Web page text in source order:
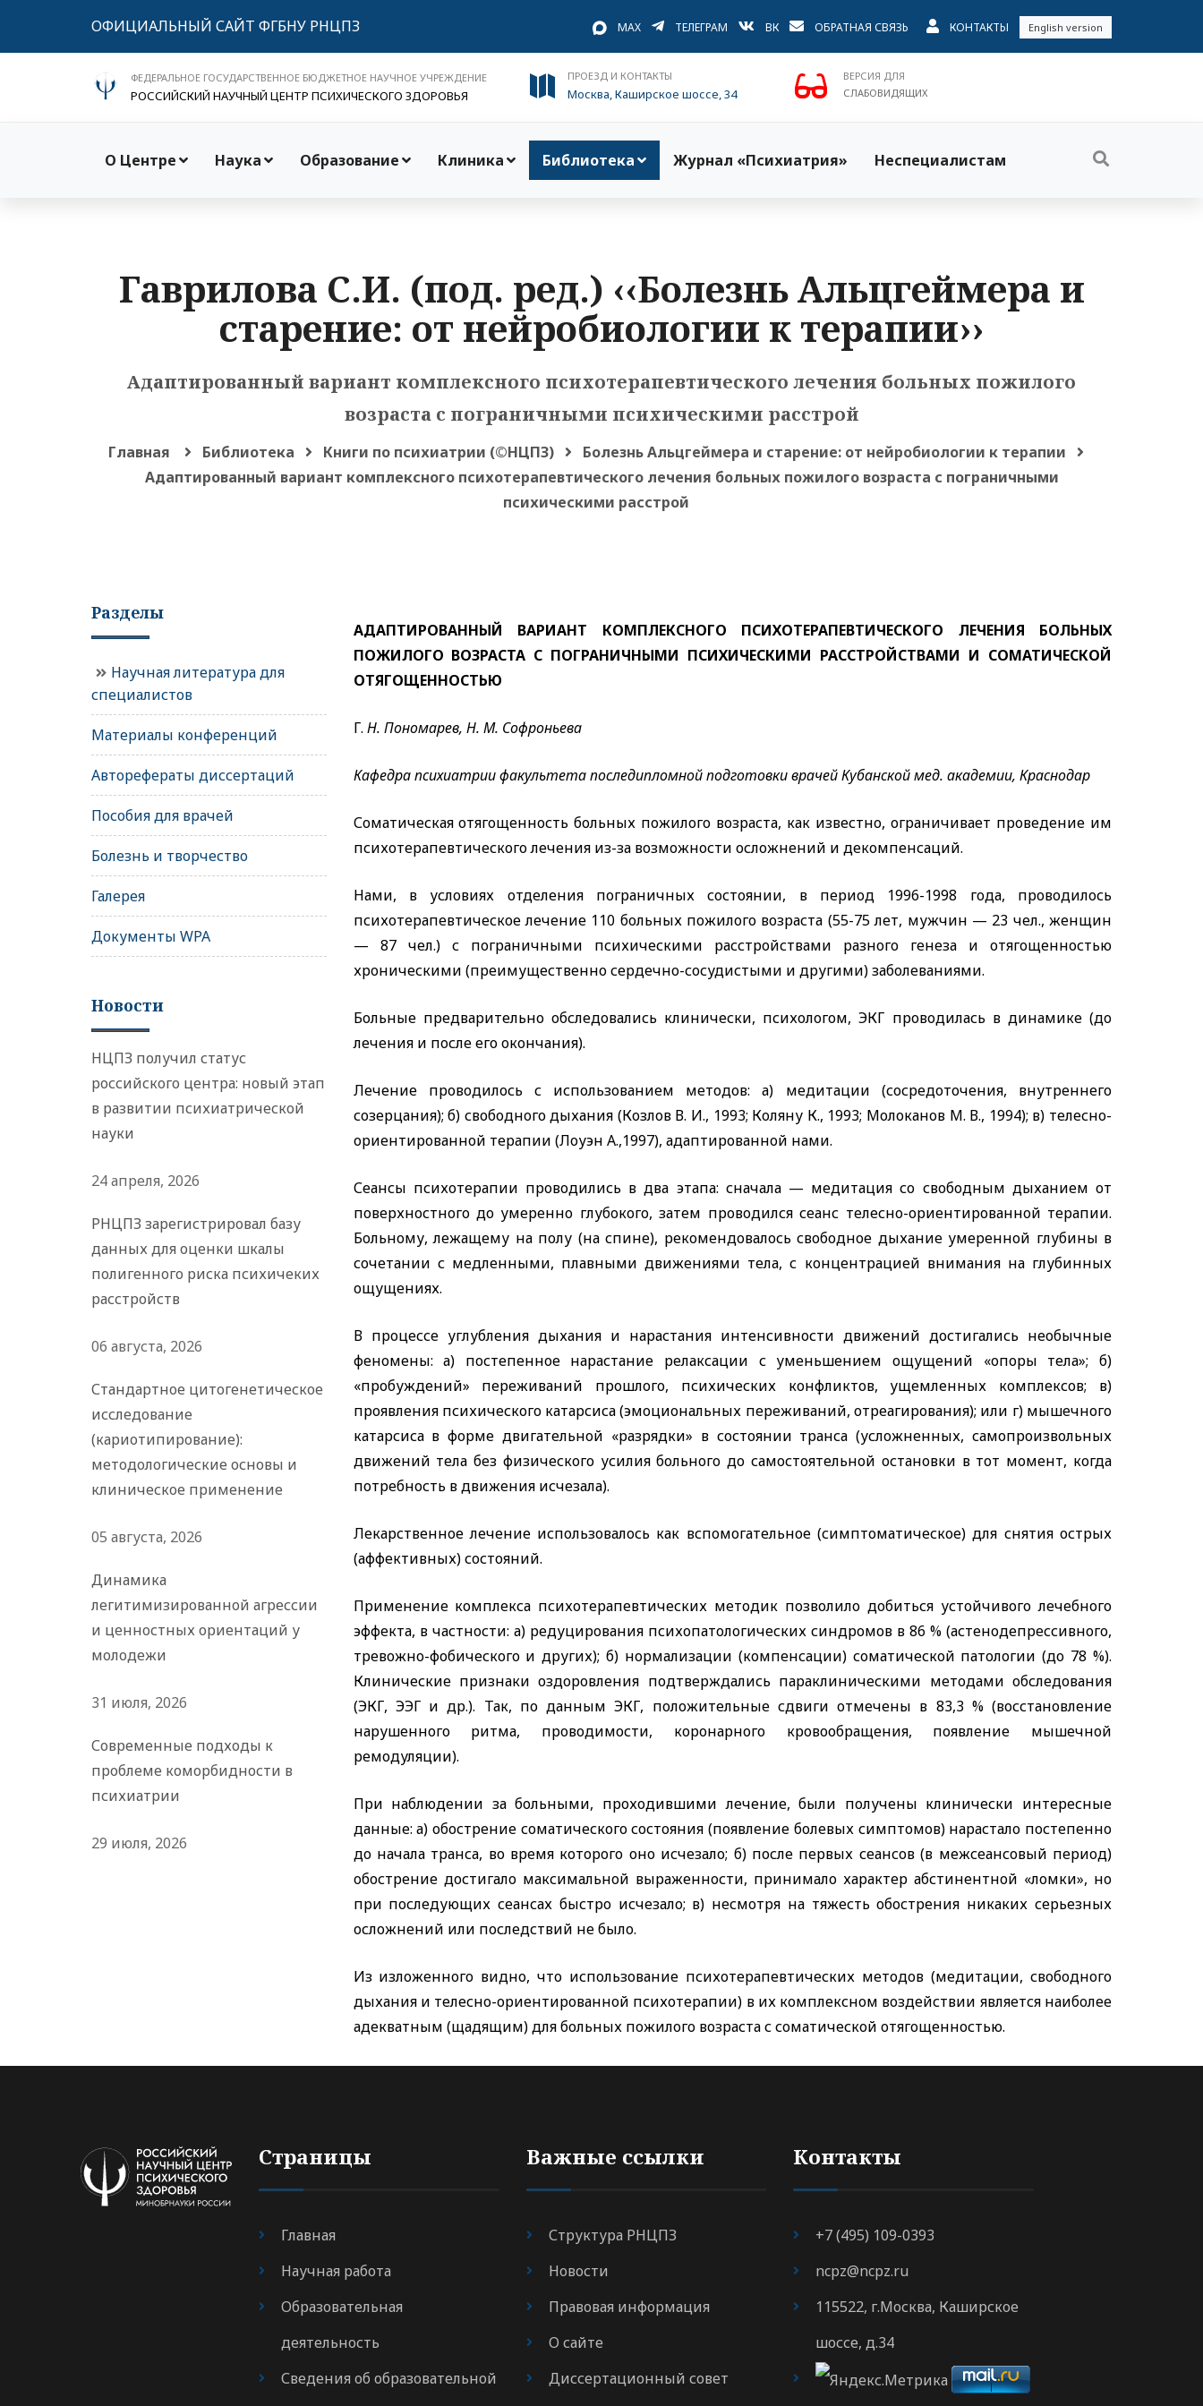
ОФИЦИАЛЬНЫЙ САЙТ ФГБНУ РНЦПЗ MAX ТЕЛЕГРАМ ВК ОБРАТНАЯ СВЯЗЬ КОНТАКТЫ English version
ФЕДЕРАЛЬНОЕ ГОСУДАРСТВЕННОЕ БЮДЖЕТНОЕ НАУЧНОЕ УЧРЕЖДЕНИЕ
РОССИЙСКИЙ НАУЧНЫЙ ЦЕНТР ПСИХИЧЕСКОГО ЗДОРОВЬЯ
ПРОЕЗД И КОНТАКТЫ
Москва, Каширское шоссе, 34
ВЕРСИЯ ДЛЯ
СЛАБОВИДЯЩИХ
О Центре Наука Образование Клиника Библиотека Журнал «Психиатрия» Неспециалистам
Гаврилова С.И. (под. ред.) ‹‹Болезнь Альцгеймера и
старение: от нейробиологии к терапии››
Адаптированный вариант комплексного психотерапевтического лечения больных пожилого
возраста с пограничными психическими расстрой
Главная Библиотека Книги по психиатрии (©НЦПЗ)
Болезнь Альцгеймера и старение: от нейробиологии к терапии
Адаптированный вариант комплексного психотерапевтического лечения больных пожилого возраста с пограничными
психическими расстрой
АДАПТИРОВАННЫЙ ВАРИАНТ КОМПЛЕКСНОГО ПСИХОТЕРАПЕВТИЧЕСКОГО ЛЕЧЕНИЯ БОЛЬНЫХ
ПОЖИЛОГО ВОЗРАСТА С ПОГРАНИЧНЫМИ ПСИХИЧЕСКИМИ РАССТРОЙСТВАМИ И СОМАТИЧЕСКОЙ
ОТЯГОЩЕННОСТЬЮ
Г. Н. Пономарев, Н. М. Софроньева
Кафедра психиатрии факультета последипломной подготовки врачей Кубанской мед. академии, Краснодар
Соматическая отягощенность больных пожилого возраста, как известно, ограничивает проведение им
психотерапевтического лечения из-за возможности осложнений и декомпенсаций.
Нами, в условиях отделения пограничных состоянии, в период 1996-1998 года, проводилось
психотерапевтическое лечение 110 больных пожилого возраста (55-75 лет, мужчин — 23 чел., женщин
— 87 чел.) с пограничными психическими расстройствами разного генеза и отягощенностью
хроническими (преимущественно сердечно-сосудистыми и другими) заболеваниями.
Больные предварительно обследовались клинически, психологом, ЭКГ проводилась в динамике (до
лечения и после его окончания).
Лечение проводилось с использованием методов: а) медитации (сосредоточения, внутреннего
созерцания); б) свободного дыхания (Козлов В. И., 1993; Коляну К., 1993; Молоканов М. В., 1994); в) телесно-
ориентированной терапии (Лоуэн А.,1997), адаптированной нами.
Сеансы психотерапии проводились в два этапа: сначала — медитация со свободным дыханием от
поверхностного до умеренно глубокого, затем проводился сеанс телесно-ориентированной терапии.
Больному, лежащему на полу (на спине), рекомендовалось свободное дыхание умеренной глубины в
сочетании с медленными, плавными движениями тела, с концентрацией внимания на глубинных
ощущениях.
В процессе углубления дыхания и нарастания интенсивности движений достигались необычные
феномены: а) постепенное нарастание релаксации с уменьшением ощущений «опоры тела»; б)
«пробуждений» переживаний прошлого, психических конфликтов, ущемленных комплексов; в)
проявления психического катарсиса (эмоциональных переживаний, отреагирования); или г) мышечного
катарсиса в форме двигательной «разрядки» в состоянии транса (усложненных, самопроизвольных
движений тела без физического усилия больного до самостоятельной остановки в тот момент, когда
потребность в движения исчезала).
Лекарственное лечение использовалось как вспомогательное (симптоматическое) для снятия острых
(аффективных) состояний.
Применение комплекса психотерапевтических методик позволило добиться устойчивого лечебного
эффекта, в частности: а) редуцирования психопатологических синдромов в 86 % (астенодепрессивного,
тревожно-фобического и других); б) нормализации (компенсации) соматической патологии (до 78 %).
Клинические признаки оздоровления подтверждались параклиническими методами обследования
(ЭКГ, ЭЭГ и др.). Так, по данным ЭКГ, положительные сдвиги отмечены в 83,3 % (восстановление
нарушенного ритма, проводимости, коронарного кровообращения, появление мышечной
ремодуляции).
При наблюдении за больными, проходившими лечение, были получены клинически интересные
данные: а) обострение соматического состояния (появление болевых симптомов) нарастало постепенно
до начала транса, во время которого оно исчезало; б) после первых сеансов (в межсеансовый период)
обострение достигало максимальной выраженности, принимало характер абстинентной «ломки», но
при последующих сеансах быстро исчезало; в) несмотря на тяжесть обострения никаких серьезных
осложнений или последствий не было.
Из изложенного видно, что использование психотерапевтических методов (медитации, свободного
дыхания и телесно-ориентированной психотерапии) в их комплексном воздействии является наиболее
адекватным (щадящим) для больных пожилого возраста с соматической отягощенностью.
Разделы
Научная литература для
специалистов
Материалы конференций
Авторефераты диссертаций
Пособия для врачей
Болезнь и творчество
Галерея
Документы WPA
Новости
НЦПЗ получил статус
российского центра: новый этап
в развитии психиатрической
науки
24 апреля, 2026
РНЦПЗ зарегистрировал базу
данных для оценки шкалы
полигенного риска психичеких
расстройств
06 августа, 2026
Стандартное цитогенетическое
исследование
(кариотипирование):
методологические основы и
клиническое применение
05 августа, 2026
Динамика
легитимизированной агрессии
и ценностных ориентаций у
молодежи
31 июля, 2026
Современные подходы к
проблеме коморбидности в
психиатрии
29 июля, 2026
Страницы
Главная
Научная работа
Образовательная
деятельность
Сведения об образовательной
Важные ссылки
Структура РНЦПЗ
Новости
Правовая информация
О сайте
Диссертационный совет
Контакты
+7 (495) 109-0393
ncpz@ncpz.ru
115522, г.Москва, Каширское
шоссе, д.34